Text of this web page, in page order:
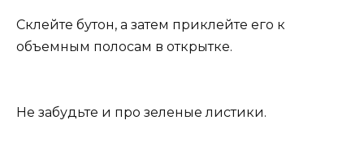
Склейте бутон, а затем приклейте его к
объемным полосам в открытке.
Не забудьте и про зеленые листики.